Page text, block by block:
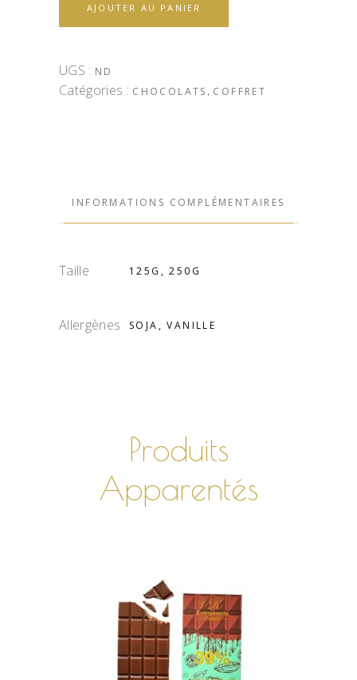
AJOUTER AU PANIER
UGS : ND
Catégories : CHOCOLATS , COFFRET
INFORMATIONS COMPLÉMENTAIRES
Taille 125G, 250G
Allergènes SOJA, VANILLE
Produits
Apparentés